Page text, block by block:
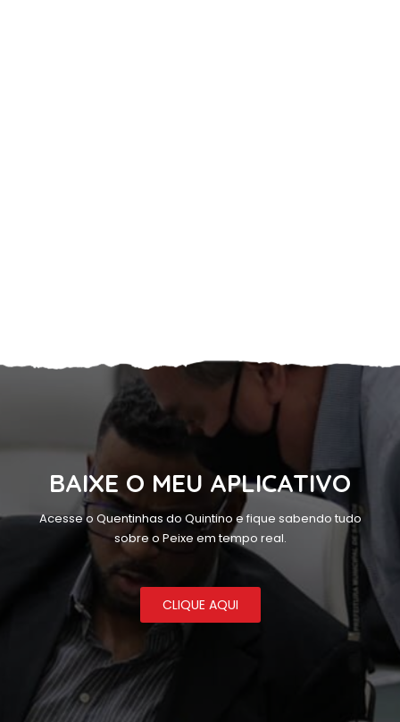
BAIXE O MEU APLICATIVO
Acesse o Quentinhas do Quintino e fique sabendo tudo
sobre o Peixe em tempo real.
CLIQUE AQUI